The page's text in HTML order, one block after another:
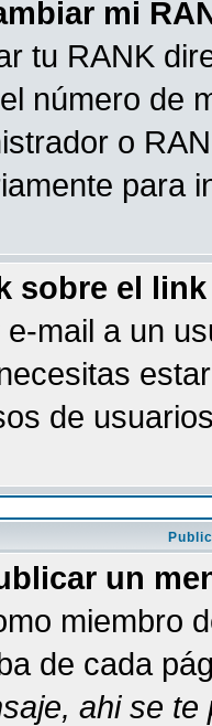
mi
tu RANK
número de
o
para
sobre el
mail a un
de
un
miembro
de cada
, ahi se te